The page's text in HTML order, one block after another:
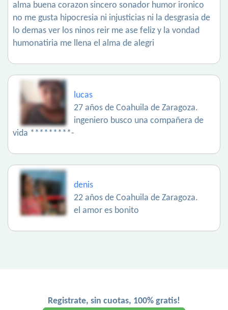
alma buena corazon sincero sonador humor ironico
no me gusta hipocresia ni injusticias ni la desgrasia de
lo demas ver los ninos reir me ase feliz y la vondad
humonatiria me llena el alma de alegri
lucas
27 años de Coahuila de Zaragoza.
ingeniero busco una compañera de
vida *********-
denis
22 años de Coahuila de Zaragoza.
el amor es bonito
Registrate, sin cuotas, 100% gratis!